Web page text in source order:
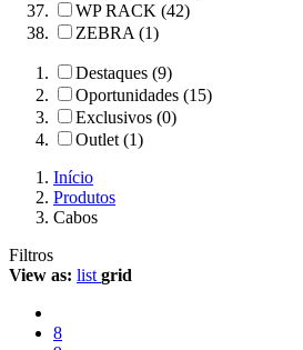
WP RACK (42)
ZEBRA (1)
Destaques (9)
Oportunidades (15)
Exclusivos (0)
Outlet (1)
Início
Produtos
Cabos
Filtros
View as: list grid
8